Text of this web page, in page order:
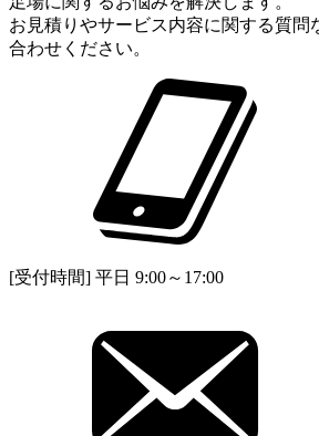
お見積りやサービス内容に関する質問
合わせください。
[受付時間] 平日 9:00～17:00